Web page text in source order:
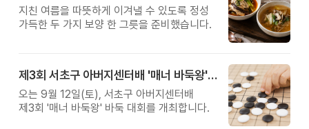
지친 여름을 따뜻하게 이겨낼 수 있도록 정성
가득한 두 가지 보양 한 그릇을 준비했습니다.
제3회 서초구 아버지센터배 '매너 바둑왕' 대회
오는 9월 12일(토), 서초구 아버지센터배
제3회 '매너 바둑왕' 바둑 대회를 개최합니다.